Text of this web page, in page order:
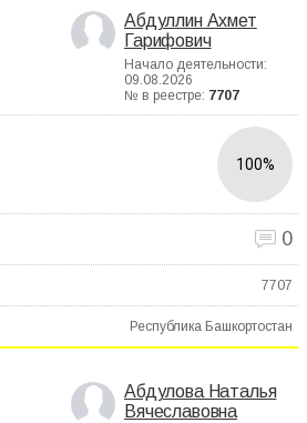
Абдуллин Ахмет
Гарифович
Начало деятельности:
09.08.2026
№ в реестре: 7707
100%
0
7707
Республика Башкортостан
Абдулова Наталья
Вячеславовна